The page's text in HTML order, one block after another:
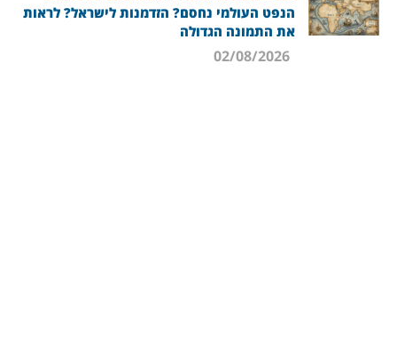
הנפט העולמי נחסם? הזדמנות לישראל? לראות
את התמונה הגדולה